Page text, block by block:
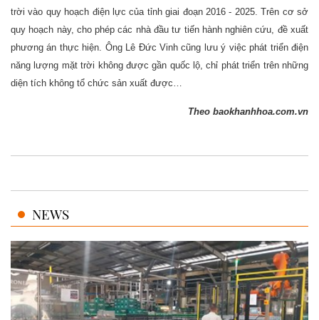
trời vào quy hoạch điện lực của tỉnh giai đoạn 2016 - 2025. Trên cơ sở
quy hoạch này, cho phép các nhà đầu tư tiến hành nghiên cứu, đề xuất
phương án thực hiện. Ông Lê Đức Vinh cũng lưu ý việc phát triển điện
năng lượng mặt trời không được gần quốc lộ, chỉ phát triển trên những
diện tích không tổ chức sản xuất được…
Theo baokhanhhoa.com.vn
NEWS